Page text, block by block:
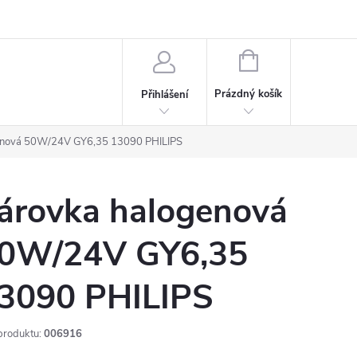
Přihlášení
NÁKUPNÍ
Prázdný košík
50W/24V GY6,35 13090 PHILIPS
halogenová
24V GY6,35
PHILIPS
006916